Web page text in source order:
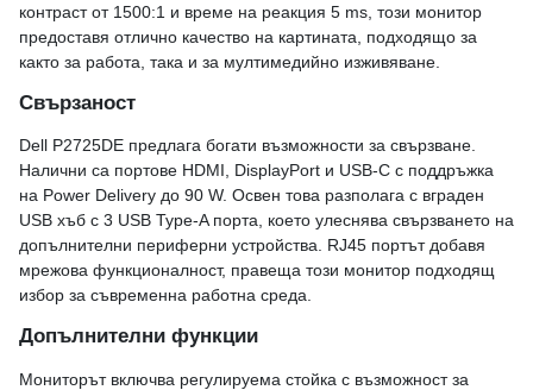
контраст от 1500:1 и време на реакция 5 ms, този монитор
предоставя отлично качество на картината, подходящо за
както за работа, така и за мултимедийно изживяване.
Свързаност
Dell P2725DE предлага богати възможности за свързване.
Налични са портове HDMI, DisplayPort и USB-C с поддръжка
на Power Delivery до 90 W. Освен това разполага с вграден
USB хъб с 3 USB Type-A порта, което улеснява свързването на
допълнителни периферни устройства. RJ45 портът добавя
мрежова функционалност, правеща този монитор подходящ
избор за съвременна работна среда.
Допълнителни функции
Мониторът включва регулируема стойка с възможност за